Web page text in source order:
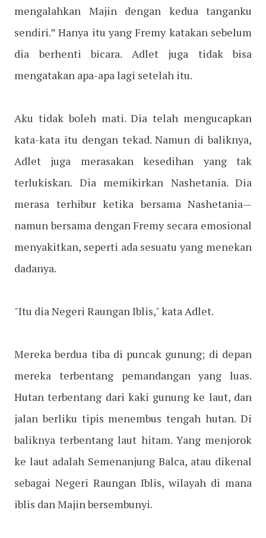
mengalahkan Majin dengan kedua tanganku
sendiri.” Hanya itu yang Fremy katakan sebelum
dia berhenti bicara. Adlet juga tidak bisa
mengatakan apa-apa lagi setelah itu.
Aku tidak boleh mati. Dia telah mengucapkan
kata-kata itu dengan tekad. Namun di baliknya,
Adlet juga merasakan kesedihan yang tak
terlukiskan. Dia memikirkan Nashetania. Dia
merasa terhibur ketika bersama Nashetania—
namun bersama dengan Fremy secara emosional
menyakitkan, seperti ada sesuatu yang menekan
dadanya.
"Itu dia Negeri Raungan Iblis," kata Adlet.
Mereka berdua tiba di puncak gunung; di depan
mereka terbentang pemandangan yang luas.
Hutan terbentang dari kaki gunung ke laut, dan
jalan berliku tipis menembus tengah hutan. Di
baliknya terbentang laut hitam. Yang menjorok
ke laut adalah Semenanjung Balca, atau dikenal
sebagai Negeri Raungan Iblis, wilayah di mana
iblis dan Majin bersembunyi.